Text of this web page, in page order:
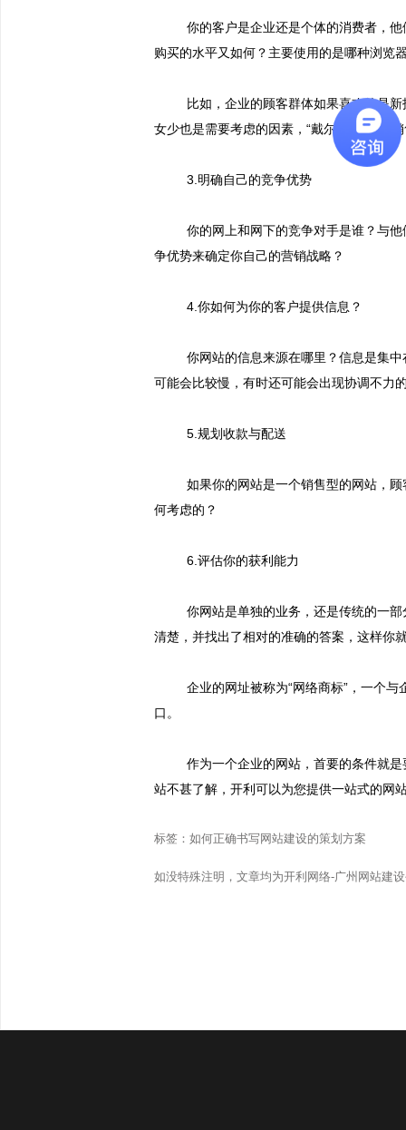
你的客户是企业还是个体的消费者，
购买的水平又如何？主要使用的是哪种浏览
比如，企业的顾客群体如果喜欢的是
女少也是需要考虑的因素，“戴尔电脑”网上
3. 明确自己的竞争优势
你的网上和网下的竞争对手是谁？与
争优势来确定你自己的营销战略？
4. 你如何为你的客户提供信息？
你网站的信息来源在哪里？信息是集
可能会比较慢，有时还可能会出现协调不力
5. 规划收款与配送
如果你的网站是一个销售型的网站，
何考虑的？
6. 评估你的获利能力
你网站是单独的业务，还是传统的一
清楚，并找出了相对的准确的答案，这样你
企业的网址被称为“网络商标”，一个
口。
作为一个企业的网站，首要的条件就
站不甚了解，开利可以为您提供一站式的网
标签： 如何正确书写网站建设的策划方案
如没特殊注明，文章均为开利网络-广州网站建